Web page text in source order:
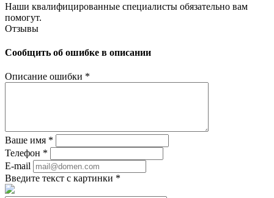
Наши квалифицированные специалисты обязательно вам
помогут.
Отзывы
Сообщить об ошибке в описании
Описание ошибки *
Ваше имя *
Телефон *
E-mail
Введите текст с картинки *